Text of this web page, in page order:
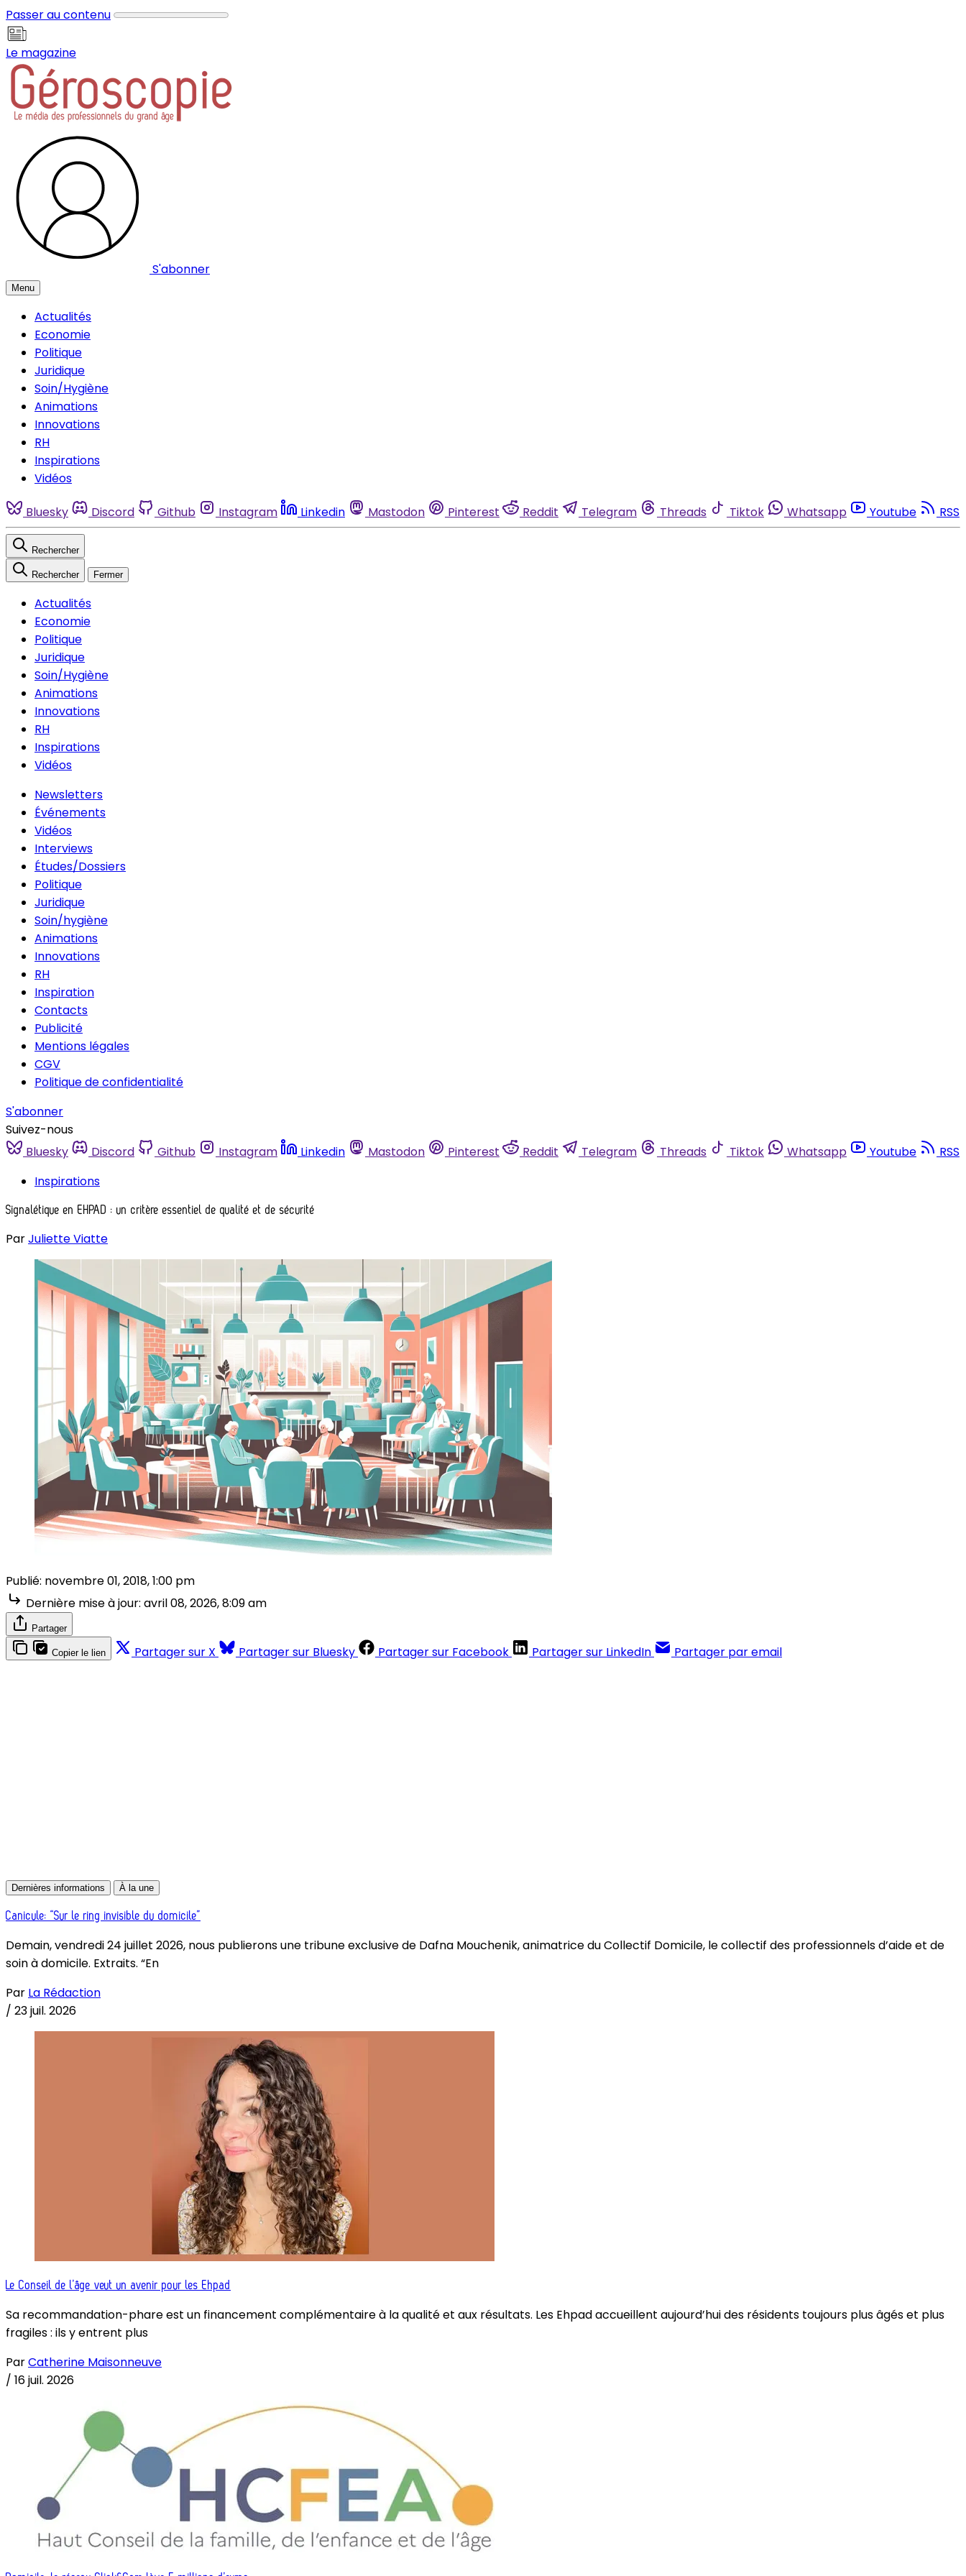
Passer au contenu
Le magazine
S'abonner
Menu
Actualités
Economie
Politique
Juridique
Soin/Hygiène
Animations
Innovations
RH
Inspirations
Vidéos
Bluesky Discord Github Instagram Linkedin Mastodon Pinterest Reddit Telegram Threads Tiktok Whatsapp Youtube RSS
Rechercher
Rechercher Fermer
Actualités
Economie
Politique
Juridique
Soin/Hygiène
Animations
Innovations
RH
Inspirations
Vidéos
Newsletters
Événements
Vidéos
Interviews
Études/Dossiers
Politique
Juridique
Soin/hygiène
Animations
Innovations
RH
Inspiration
Contacts
Publicité
Mentions légales
CGV
Politique de confidentialité
S'abonner
Suivez-nous
Bluesky
Discord Github Instagram Linkedin Mastodon Pinterest Reddit Telegram Threads Tiktok Whatsapp Youtube
RSS
Inspirations
Signalétique en EHPAD : un critère essentiel de qualité et de sécurité
ParJuliette Viatte
Publié: novembre 01, 2018, 1:00 pm
Dernière mise à jour: avril 08, 2026, 8:09 am
Partager
Copier le lien Partager sur X Partager sur Bluesky Partager sur Facebook Partager sur LinkedIn Partager par email
Dernières informations À la une
Canicule: “Sur le ring invisible du domicile”
Demain, vendredi 24 juillet 2026, nous publierons une tribune exclusive de Dafna Mouchenik, animatrice du Collectif Domicile, le collectif des professionnels d’aide et de
soin à domicile. Extraits. “En
Par La Rédaction
/ 23 juil. 2026
Le Conseil de l’âge veut un avenir pour les Ehpad
Sa recommandation-phare est un financement complémentaire à la qualité et aux résultats. Les Ehpad accueillent aujourd’hui des résidents toujours plus âgés et plus
fragiles : ils y entrent plus
ParCatherine Maisonneuve
/ 16 juil. 2026
Panneau de gestion des cookies